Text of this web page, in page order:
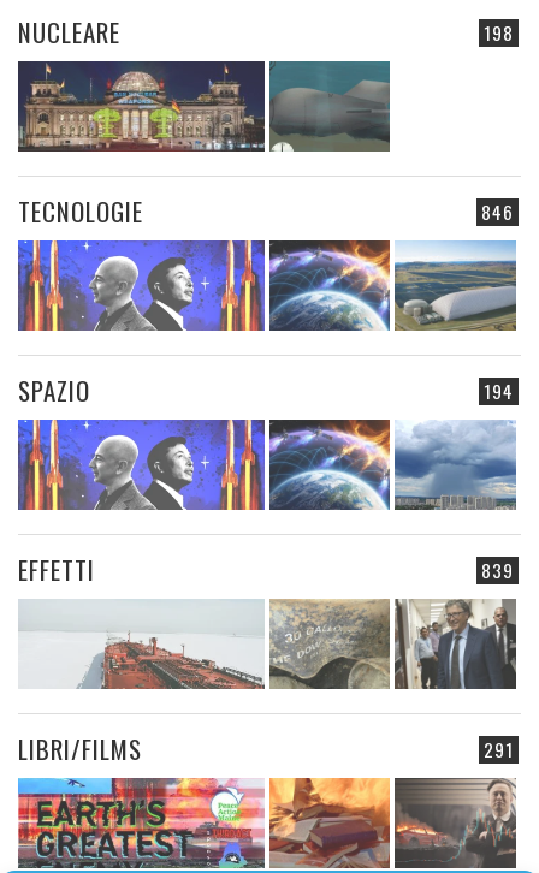
198
NUCLEARE
846
TECNOLOGIE
194
SPAZIO
839
EFFETTI
291
LIBRI/FILMS